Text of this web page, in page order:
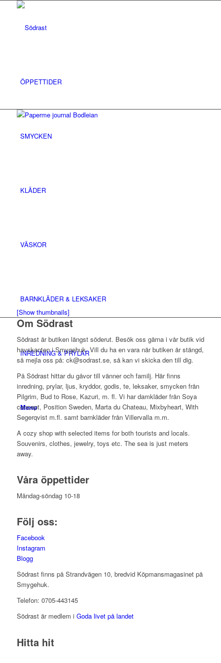
ÖPPETTIDER
SMYCKEN
KLÄDER
VÄSKOR
BARNKLÄDER & LEKSAKER
INREDNING & PRYLAR
Menu
[Show thumbnails]
Om Södrast
Södrast är butiken längst söderut. Besök oss gärna i vår butik vid
havskanten i Smygehuk. Vill du ha en vara när butiken är stängd,
så mejla oss på: ck@sodrast.se, så kan vi skicka den till dig.
På Södrast hittar du gåvor till vänner och familj. Här finns
inredning, prylar, ljus, kryddor, godis, te, leksaker, smycken från
Pilgrim, Bud to Rose, Kazuri, m. fl. Vi har damkläder från Soya
concept, Position Sweden, Marta du Chateau, Mixbyheart, With
Segerqvist m.fl. samt barnkläder från Villervalla m.m.
A cozy shop with selected items for both tourists and locals.
Souvenirs, clothes, jewelry, toys etc. The sea is just meters
away.
Våra öppettider
Måndag-söndag 10-18
Följ oss:
Facebook
Instagram
Blogg
Södrast finns på Strandvägen 10, bredvid Köpmansmagasinet på
Smygehuk.
Telefon: 0705-443145
Södrast är medlem i Goda livet på landet
Hitta hit